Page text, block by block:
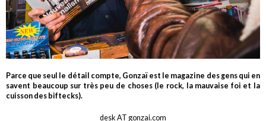
Parce que seul le détail compte, Gonzaï est le magazine des gens qui en
savent beaucoup sur très peu de choses (le rock, la mauvaise foi et la
cuisson des biftecks).
desk AT gonzai.com